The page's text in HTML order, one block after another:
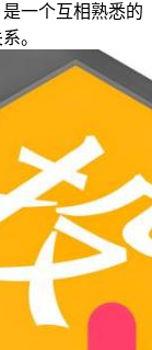
一个互相熟悉的
。